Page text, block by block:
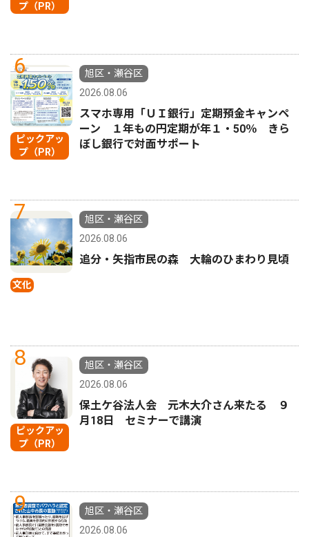
プ（PR）
6
ピックアッ
プ（PR）
旭区・瀬谷区
2026.08.06
スマホ専用「ＵＩ銀行」定期預金キャンペ
ーン １年もの円定期が年１・50％ きら
ぼし銀行で対面サポート
7
文化
旭区・瀬谷区
2026.08.06
追分・矢指市民の森 大輪のひまわり見頃
8
ピックアッ
プ（PR）
旭区・瀬谷区
2026.08.06
保土ケ谷法人会 元木大介さん来たる ９
月18日 セミナーで講演
9
旭区・瀬谷区
2026.08.06